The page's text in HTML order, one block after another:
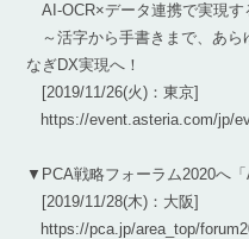
AI-OCR×データ連携で実現す
～活字から手書きまで、あら
なぎDX実現へ！
[2019/11/26(火)：東京]
https://event.asteria.com/jp/
▼PCA戦略フォーラム2020へ
[2019/11/28(木)：大阪]
https://pca.jp/area_top/